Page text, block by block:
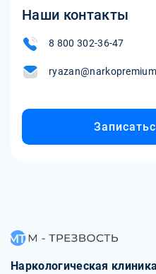
Наши контакты
8 800 302-36-47
Наркологическая